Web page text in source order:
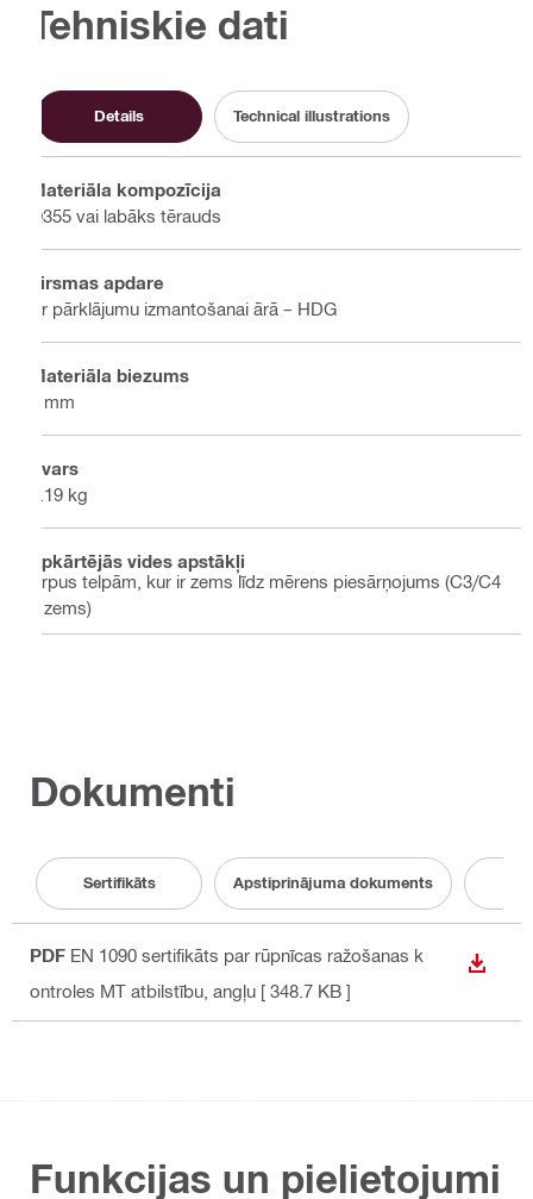
Tehniskie dati
Details Technical illustrations
Materiāla kompozīcija
Q355 vai labāks tērauds
Virsmas apdare
Ar pārklājumu izmantošanai ārā – HDG
Materiāla biezums
4 mm
Svars
1.19 kg
Apkārtējās vides apstākļi
Ārpus telpām, kur ir zems līdz mērens piesārņojums (C3/C4
– zems)
Dokumenti
Sertifikāts Apstiprinājuma dokuments
PDF EN 1090 sertifikāts par rūpnīcas ražošanas k
ontroles MT atbilstību , angļu [ 348.7 KB ]
Funkcijas un pielietojumi